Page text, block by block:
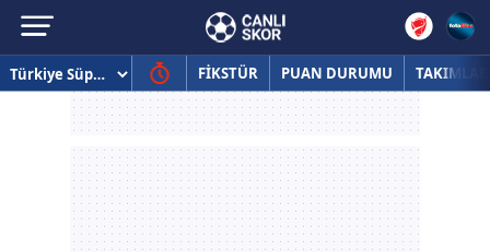
FİKSTÜR PUAN DURUMU TAKIMLAR